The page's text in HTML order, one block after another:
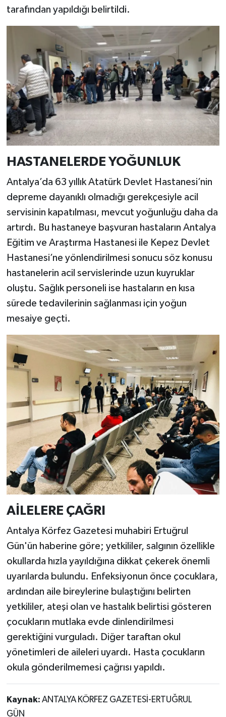
tarafından yapıldığı belirtildi.
HASTANELERDE YOĞUNLUK
Antalya’da 63 yıllık Atatürk Devlet Hastanesi’nin
depreme dayanıklı olmadığı gerekçesiyle acil
servisinin kapatılması, mevcut yoğunluğu daha da
artırdı. Bu hastaneye başvuran hastaların Antalya
Eğitim ve Araştırma Hastanesi ile Kepez Devlet
Hastanesi’ne yönlendirilmesi sonucu söz konusu
hastanelerin acil servislerinde uzun kuyruklar
oluştu. Sağlık personeli ise hastaların en kısa
sürede tedavilerinin sağlanması için yoğun
mesaiye geçti.
AİLELERE ÇAĞRI
Antalya Körfez Gazetesi muhabiri Ertuğrul
Gün'ün haberine göre; yetkililer, salgının özellikle
okullarda hızla yayıldığına dikkat çekerek önemli
uyarılarda bulundu. Enfeksiyonun önce çocuklara,
ardından aile bireylerine bulaştığını belirten
yetkililer, ateşi olan ve hastalık belirtisi gösteren
çocukların mutlaka evde dinlendirilmesi
gerektiğini vurguladı. Diğer taraftan okul
yönetimleri de aileleri uyardı. Hasta çocukların
okula gönderilmemesi çağrısı yapıldı.
Kaynak: ANTALYA KÖRFEZ GAZETESİ-ERTUĞRUL
GÜN